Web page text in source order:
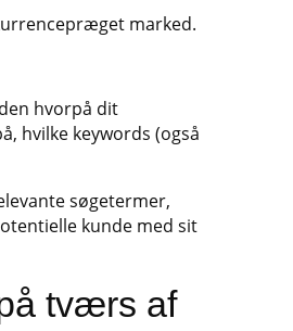
marked.
hvorpå dit
hvilke keywords (også
søgetermer,
kunde med sit
tværs af